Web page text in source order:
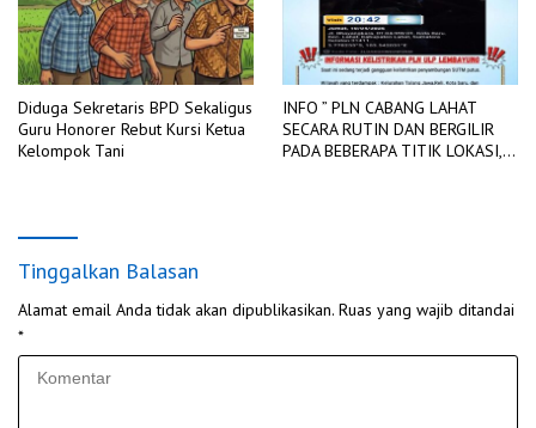
Diduga Sekretaris BPD Sekaligus
Guru Honorer Rebut Kursi Ketua
Kelompok Tani
INFO ” PLN CABANG LAHAT
SECARA RUTIN DAN BERGILIR
PADA BEBERAPA TITIK LOKASI,
Tinggalkan Balasan
Alamat email Anda tidak akan dipublikasikan. Ruas yang wajib ditandai
*